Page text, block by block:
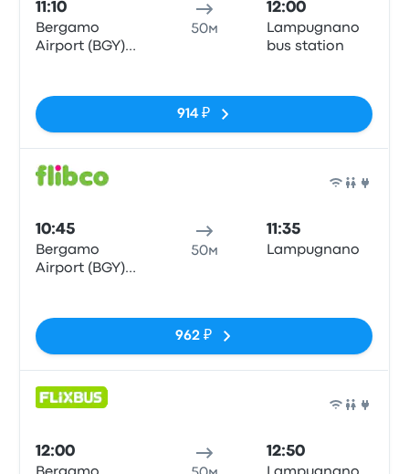
11:10
Bergamo
Airport (BGY)
50м
12:00
Lampugnano
bus station
914 ₽
10:45
Bergamo
Airport (BGY)
50м
11:35
Lampugnano
962 ₽
12:00 12:50